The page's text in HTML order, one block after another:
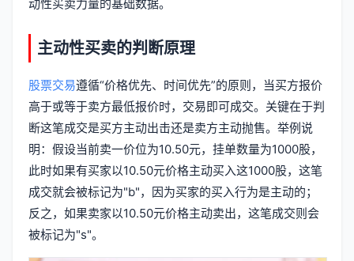
动性买卖力量的基础数据。
主动性买卖的判断原理
股票交易遵循“价格优先、时间优先”的原则，当买方报价
高于或等于卖方最低报价时，交易即可成交。关键在于判
断这笔成交是买方主动出击还是卖方主动抛售。举例说
明：假设当前卖一价位为10.50元，挂单数量为1000股，
此时如果有买家以10.50元价格主动买入这1000股，这笔
成交就会被标记为"b"，因为买家的买入行为是主动的；
反之，如果卖家以10.50元价格主动卖出，这笔成交则会
被标记为"s"。